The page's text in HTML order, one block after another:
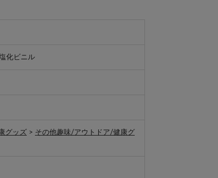
化ビニル
グッズ > その他趣味/アウトドア/健康グ